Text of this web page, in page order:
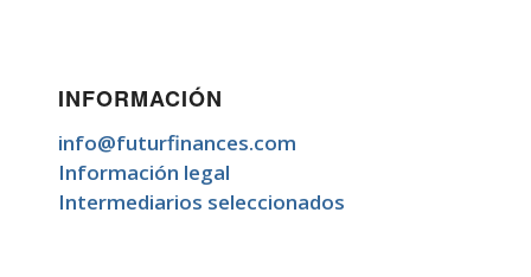
INFORMACIÓN
info@futurfinances.com
Información legal
Intermediarios seleccionados